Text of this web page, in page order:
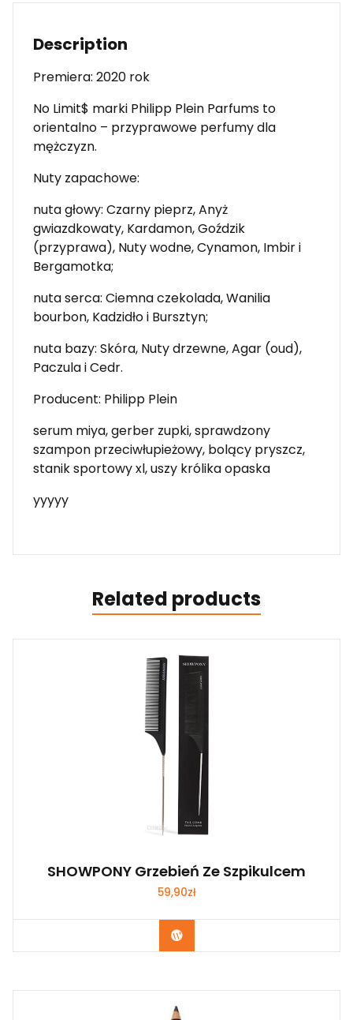
Description
Premiera: 2020 rok
No Limit$ marki Philipp Plein Parfums to
orientalno – przyprawowe perfumy dla
mężczyzn.
Nuty zapachowe:
nuta głowy: Czarny pieprz, Anyż
gwiazdkowaty, Kardamon, Goździk
(przyprawa), Nuty wodne, Cynamon, Imbir i
Bergamotka;
nuta serca: Ciemna czekolada, Wanilia
bourbon, Kadzidło i Bursztyn;
nuta bazy: Skóra, Nuty drzewne, Agar (oud),
Paczula i Cedr.
Producent: Philipp Plein
serum miya, gerber zupki, sprawdzony
szampon przeciwłupieżowy, bolący pryszcz,
stanik sportowy xl, uszy królika opaska
yyyyy
Related products
SHOWPONY Grzebień Ze Szpikulcem
59,90zł
Zobacz